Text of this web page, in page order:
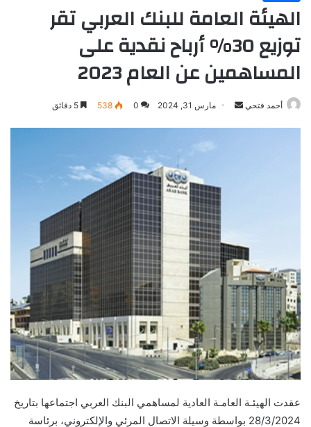
الهيئة العامة للبنك العربي تقر
توزيع 30% أرباح نقدية على
المساهمين عن العام 2023
أحمد فتحي
أرسل مارس 31, 2024 0
538
عقدت الهيئـة العامـة العادية لمساهمي البنك العربي اجتماعها بتاريخ
28/3/2024 ب واسطة وسيلة الاتصال المرئي والإلكتروني، برئاسة